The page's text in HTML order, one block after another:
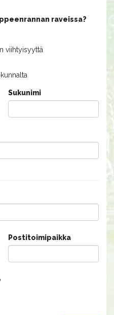
raveissa?
viihtyisyyttä
Sukunimi
Postitoimipaikka